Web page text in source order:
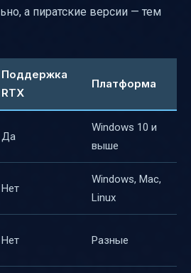
а пиратские версии — тем
Поддержка
RTX
Платформа
Да
Windows 10 и
выше
Нет
Windows, Mac,
Linux
Нет Разные